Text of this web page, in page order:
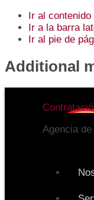
Ir al contenido
Ir a la barra
Ir al pie de
Additional
Agencia